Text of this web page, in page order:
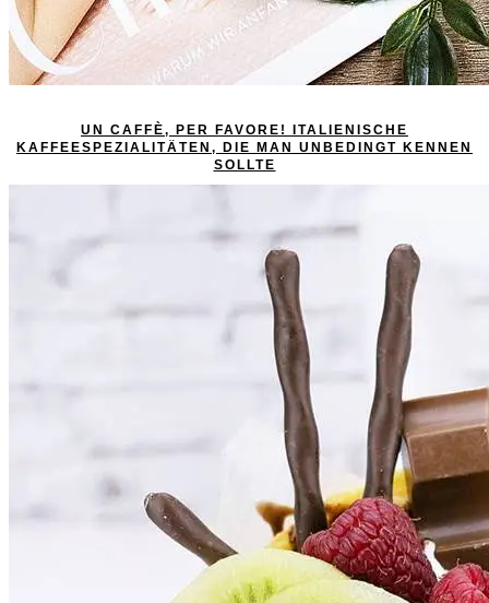
UN CAFFÈ, PER FAVORE! ITALIENISCHE
KAFFEESPEZIALITÄTEN, DIE MAN UNBEDINGT KENNEN
SOLLTE